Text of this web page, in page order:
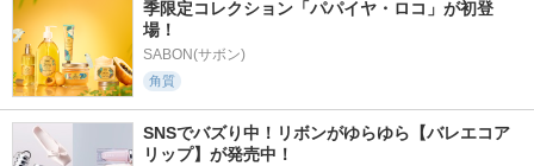
季限定コレクション「パパイヤ・ロコ」が初登
場！
SABON(サボン)
角質
SNSでバズり中！リボンがゆらゆら【バレエコア
リップ】が発売中！